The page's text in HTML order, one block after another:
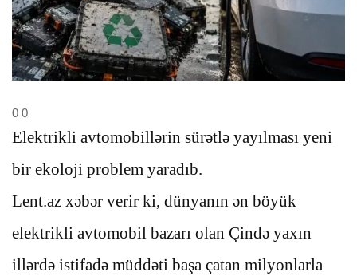
0 0
Elektrikli avtomobillərin sürətlə yayılması yeni
bir ekoloji problem yaradıb.
Lent.az xəbər verir ki, dünyanın ən böyük
elektrikli avtomobil bazarı olan Çində yaxın
illərdə istifadə müddəti başa çatan milyonlarla